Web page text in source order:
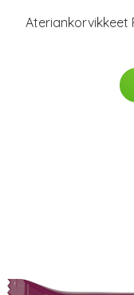
Ateriankorvikkeet